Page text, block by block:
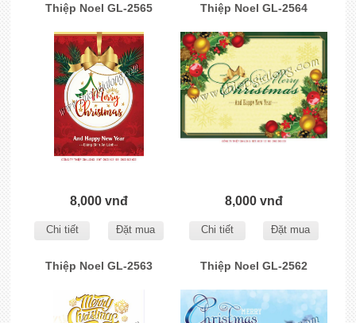
Thiệp Noel GL-2565
8,000 vnđ
Chi tiết Đặt mua
Thiệp Noel GL-2564
8,000 vnđ
Chi tiết Đặt mua
Thiệp Noel GL-2563 Thiệp Noel GL-2562